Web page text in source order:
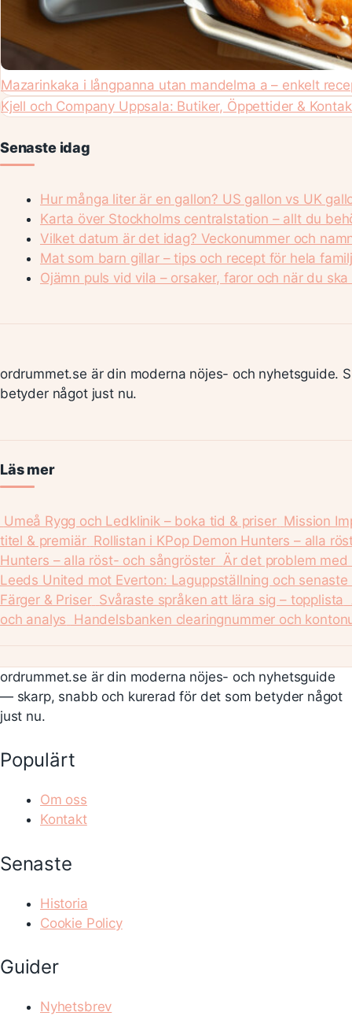
Mazarinkaka i långpanna utan mandelma a – enkelt
Kjell och Company Uppsala: Butiker, Öppettider &
Senaste idag
Hur många liter är en gallon? US gallon vs UK
Karta över Stockholms centralstation – allt du
Vilket datum är det idag? Veckonummer och
Mat som barn gillar – tips och recept för hela
Ojämn puls vid vila – orsaker, faror och när du
ordrummet.se är din moderna nöjes- och nyhetsguide.
betyder något just nu.
Läs mer
Umeå Rygg och Ledklinik – boka tid & priser Mission
titel & premiär Rollistan i KPop Demon Hunters – alla
Hunters – alla röst- och sångröster Är det problem
Leeds United mot Everton: Laguppställning och
Färger & Priser Svåraste språken att lära sig – topplista
och analys Handelsbanken clearingnummer och
ordrummet.se är din moderna nöjes- och nyhetsguide
— skarp, snabb och kurerad för det som betyder något
just nu.
Populärt
Om oss
Kontakt
Senaste
Historia
Cookie Policy
Guider
Nyhetsbrev